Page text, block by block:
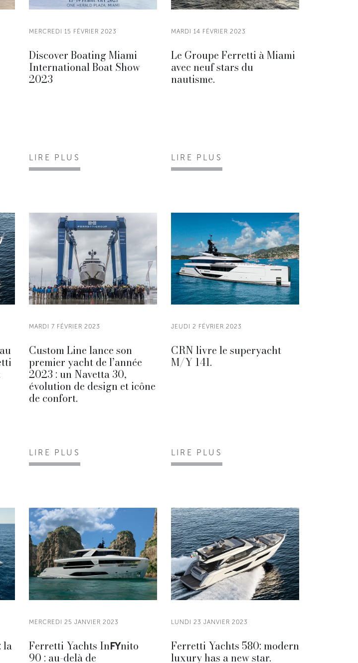
MERCREDI 15 FÉVRIER 2023
Discover Boating Miami
International Boat Show
2023
LIRE PLUS
MARDI 14 FÉVRIER 2023
Le Groupe Ferretti à Miami
avec neuf stars du
nautisme.
LIRE PLUS
MARDI 7 FÉVRIER 2023
Custom Line lance son
premier yacht de l’année
2023 : un Navetta 30,
évolution de design et icône
de confort.
LIRE PLUS
JEUDI 2 FÉVRIER 2023
CRN livre le superyacht
M/Y 141.
LIRE PLUS
la
MERCREDI 25 JANVIER 2023
Ferretti Yachts InFYnito
90 : au-delà de
LUNDI 23 JANVIER 2023
Ferretti Yachts 580: modern
luxury has a new star.